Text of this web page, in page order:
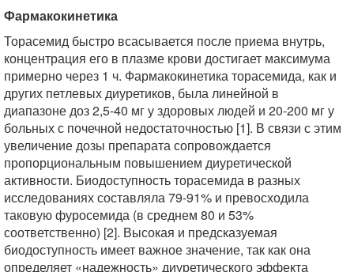
Фармакокинетика
Торасемид быстро всасывается после приема внутрь,
концентрация его в плазме крови достигает максимума
примерно через 1 ч. Фармакокинетика торасемида, как и
других петлевых диуретиков, была линейной в
диапазоне доз 2,5-40 мг у здоровых людей и 20-200 мг у
больных с почечной недостаточностью [1]. В связи с этим
увеличение дозы препарата сопровождается
пропорциональным повышением диуретической
активности. Биодоступность торасемида в разных
исследованиях составляла 79-91% и превосходила
таковую фуросемида (в среднем 80 и 53%
соответственно) [2]. Высокая и предсказуемая
биодоступность имеет важное значение, так как она
определяет «надежность» диуретического эффекта